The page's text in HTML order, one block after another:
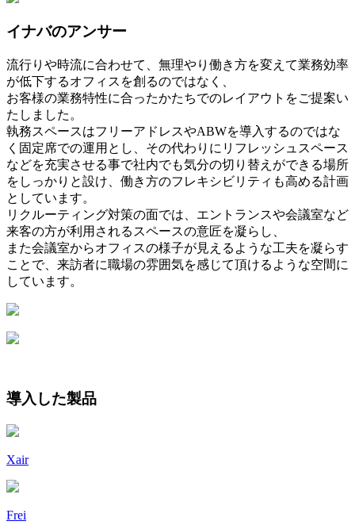
イナバのアンサー
流行りや時流に合わせて、無理やり働き方を変えて業務効率
が低下するオフィスを創るのではなく、
お客様の業務特性に合ったかたちでのレイアウトをご提案い
たしました。
執務スペースはフリーアドレスやABWを導入するのではな
く固定席での運用とし、その代わりにリフレッシュスペース
などを充実させる事で社内でも気分の切り替えができる場所
をしっかりと設け、働き方のフレキシビリティも高める計画
としています。
リクルーティング対策の面では、エントランスや会議室など
来客の方が利用されるスペースの意匠を凝らし、
また会議室からオフィスの様子が見えるような工夫を凝らす
ことで、来訪者に職場の雰囲気を感じて頂けるような空間に
しています。
導入した製品
Xair
Frei